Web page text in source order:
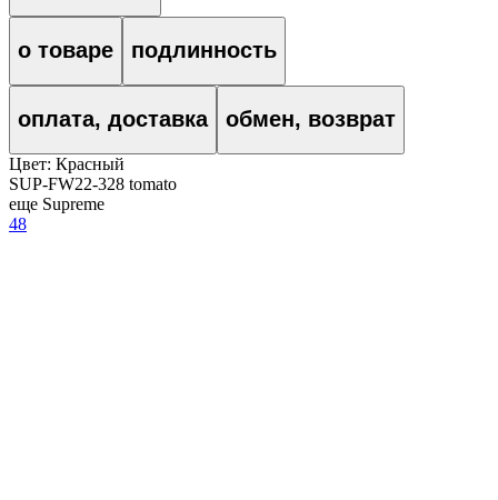
о товаре подлинность
оплата, доставка обмен, возврат
Цвет: Красный
SUP-FW22-328 tomato
еще Supreme
48